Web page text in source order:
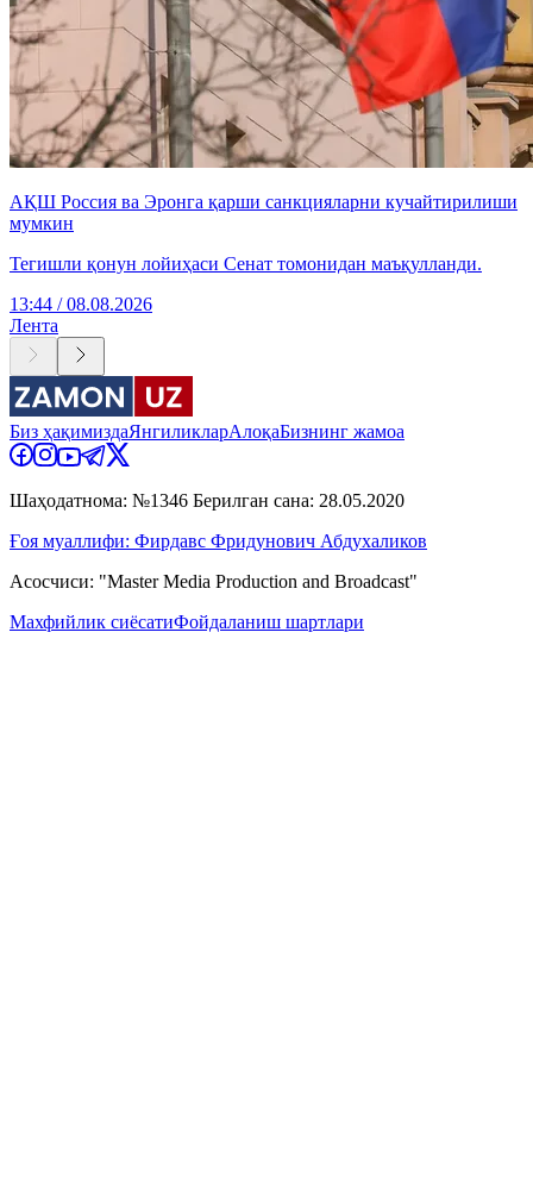
АҚШ Россия ва Эронга қарши санкцияларни кучайтирилиши
мумкин
Тегишли қонун лойиҳаси Сенат томонидан маъқулланди.
13:44 / 08.08.2026
Лента
Биз ҳақимиздаЯнгиликларАлоқаБизнинг жамоа
Шаҳодатнома: №1346 Берилган сана: 28.05.2020
Ғоя муаллифи: Фирдавс Фридунович Абдухаликов
Асосчиси: "Master Media Production and Broadcast"
Махфийлик сиёсатиФойдаланиш шартлари